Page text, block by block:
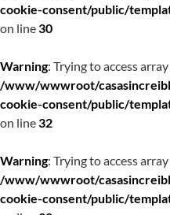
cookie-consent/public/
on line30
Warning: Trying to access
/www/wwwroot/
cookie-consent/public/
on line32
Warning: Trying to access
/www/wwwroot/
cookie-consent/public/